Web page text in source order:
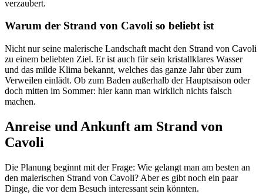
verzaubert.
Warum der Strand von Cavoli so beliebt ist
Nicht nur seine malerische Landschaft macht den Strand von Cavoli
zu einem beliebten Ziel. Er ist auch für sein kristallklares Wasser
und das milde Klima bekannt, welches das ganze Jahr über zum
Verweilen einlädt. Ob zum Baden außerhalb der Hauptsaison oder
doch mitten im Sommer: hier kann man wirklich nichts falsch
machen.
Anreise und Ankunft am Strand von
Cavoli
Die Planung beginnt mit der Frage: Wie gelangt man am besten an
den malerischen Strand von Cavoli? Aber es gibt noch ein paar
Dinge, die vor dem Besuch interessant sein könnten.